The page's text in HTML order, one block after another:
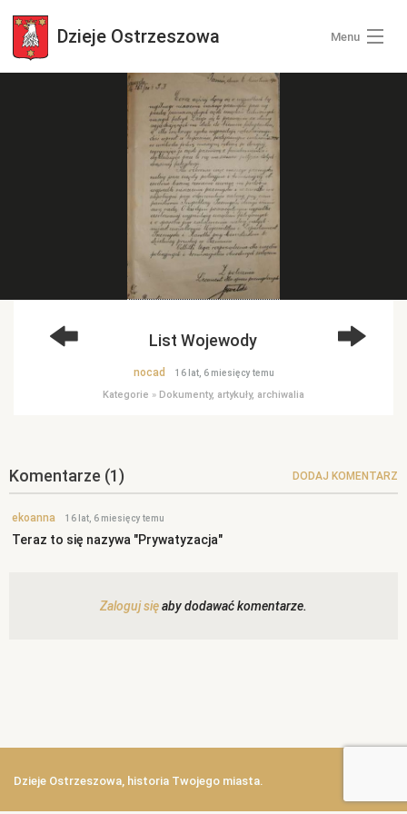
Dzieje Ostrzeszowa Menu
Wszystkie zdjęcia
List Wojewody
nocad 16 lat, 6 miesięcy temu
Kategorie » Dokumenty, artykuły, archiwalia
Komentarze (1) DODAJ KOMENTARZ
ekoanna 16 lat, 6 miesięcy temu
Teraz to się nazywa "Prywatyzacja"
Zaloguj sięaby dodawać komentarze.
Dzieje Ostrzeszowa, historia Twojego miasta.